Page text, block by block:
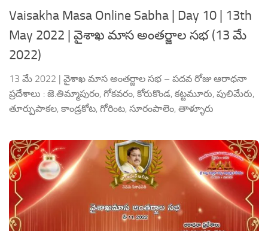
Vaisakha Masa Online Sabha | Day 10 | 13th
May 2022 | వైశాఖ మాస అంతర్జాల సభ (13 మే
2022)
13 మే 2022 | వైశాఖ మాస అంతర్జాల సభ – పదవ రోజు ఆరాధనా
ప్రదేశాలు : జె.తిమ్మాపురం, గోకవరం, కోరుకొండ, కట్టమూరు, పులిమేరు,
తూర్పుపాకల, కాండ్రకోట, గోరింట, సూరంపాలెం, తాళ్ళూరు